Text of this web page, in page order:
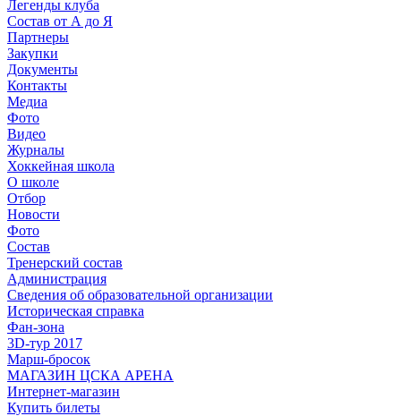
Легенды клуба
Состав от А до Я
Партнеры
Закупки
Документы
Контакты
Медиа
Фото
Видео
Журналы
Хоккейная школа
О школе
Отбор
Новости
Фото
Состав
Тренерский состав
Администрация
Сведения об образовательной организации
Историческая справка
Фан-зона
3D-тур 2017
Марш-бросок
МАГАЗИН ЦСКА АРЕНА
Интернет-магазин
Купить билеты